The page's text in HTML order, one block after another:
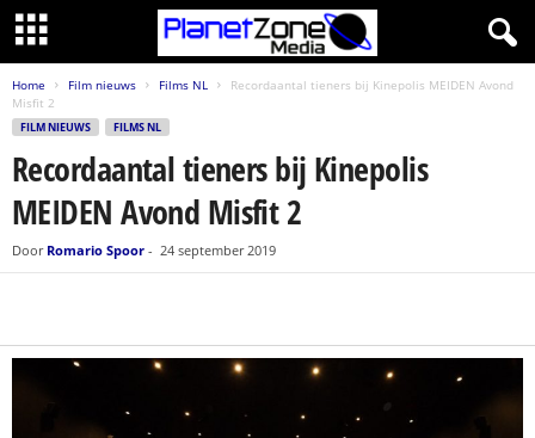
Home Film nieuws Films NL
Recordaantal tieners bij Kinepolis MEIDEN Avond
Misfit 2
FILM NIEUWS FILMS NL
Recordaantal tieners bij Kinepolis
MEIDEN Avond Misfit 2
Door Romario Spoor - 24 september 2019